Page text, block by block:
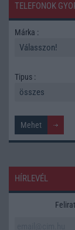
TELEFONOK
Márka :
Tipus :
HÍRLEVÉL